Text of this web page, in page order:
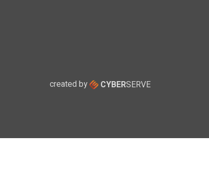
created by CYBERSERVE